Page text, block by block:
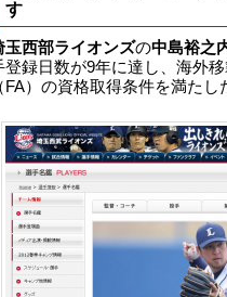
す
玉西部ライオンズの中島裕之
登録日数が9年に達し、海外
FA）の資格取得条件を満たし